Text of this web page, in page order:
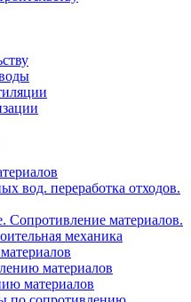
вод. переработка отходов.
Сопротивление материалов.
механика
материалов
материалов